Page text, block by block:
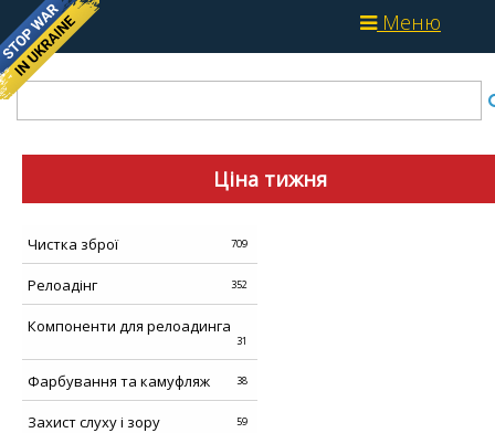
Меню
Ціна тижня
Чистка зброї 709
Релоадінг 352
Компоненти для релоадинга
31
Фарбування та камуфляж 38
Захист слуху і зору 59